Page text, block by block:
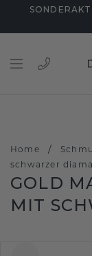
Home /
schwarzer
GOLD
MIT